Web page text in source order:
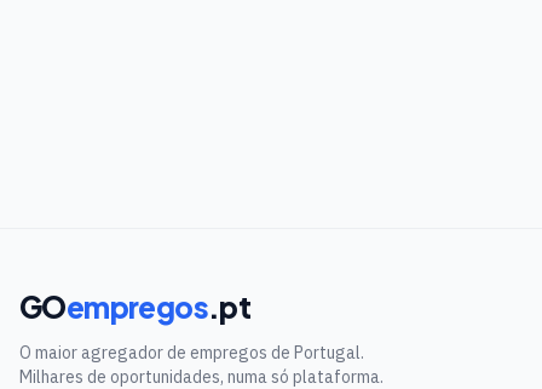
GOempregos.pt
O maior agregador de empregos de Portugal.
Milhares de oportunidades, numa só plataforma.